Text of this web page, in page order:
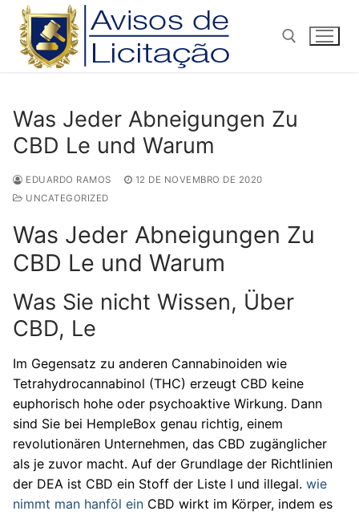
Pular
para
conteúdo
Was Jeder Abneigungen Zu
CBD Le und Warum
EDUARDO RAMOS
12 DE NOVEMBRO DE 2020
UNCATEGORIZED
Was Jeder Abneigungen Zu
CBD Le und Warum
Was Sie nicht Wissen, Über
CBD, Le
Im Gegensatz zu anderen Cannabinoiden wie
Tetrahydrocannabinol (THC) erzeugt CBD keine
euphorisch hohe oder psychoaktive Wirkung. Dann
sind Sie bei HempleBox genau richtig, einem
revolutionären Unternehmen, das CBD zugänglicher
als je zuvor macht. Auf der Grundlage der Richtlinien
der DEA ist CBD ein Stoff der Liste I und illegal. wie
nimmt man hanföl ein CBD wirkt im Körper, indem es